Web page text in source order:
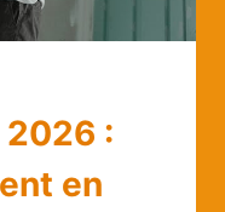
2026 :
en